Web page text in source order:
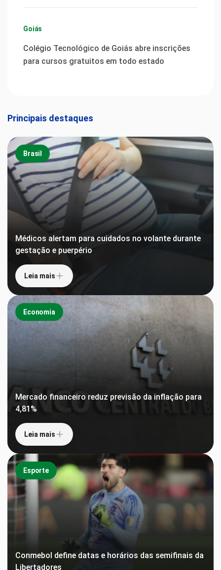
Goiás
Colégio Tecnológico de Goiás abre inscrições
para cursos gratuitos em todo estado
Principais destaques
Brasil
Médicos alertam para cuidados no volante durante
gestação e puerpério
Leia mais
Economia
Mercado financeiro reduz previsão da inflação para
4,81%
Leia mais
Esporte
Conmebol define datas e horários das semifinais da
Libertadores